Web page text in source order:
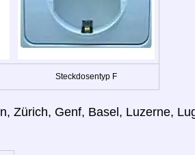
Steckdosentyp F
Zürich, Genf, Basel, Luzerne,